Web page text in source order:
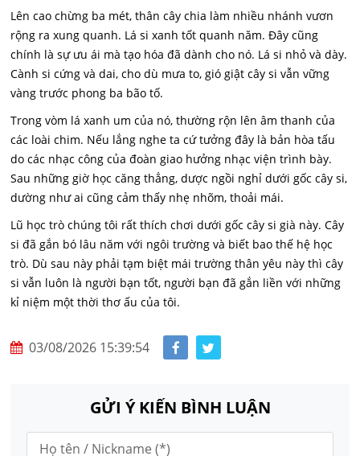
Lên cao chừng ba mét, thân cây chia làm nhiều nhánh vươn
rộng ra xung quanh. Lá si xanh tốt quanh năm. Đây cũng
chính là sự ưu ái mà tạo hóa đã dành cho nó. Lá si nhỏ và dày.
Cành si cứng và dai, cho dù mưa to, gió giật cây si vẫn vững
vàng trước phong ba bão tố.
Trong vòm lá xanh um của nó, thường rộn lên âm thanh của
các loài chim. Nếu lắng nghe ta cứ tưởng đây là bản hòa tấu
do các nhạc công của đoàn giao hưởng nhạc viện trình bày.
Sau những giờ học căng thẳng, dược ngồi nghỉ dưới gốc cây si,
dường như ai cũng cảm thấy nhẹ nhõm, thoải mái.
Lũ học trò chúng tôi rất thích chơi dưới gốc cây si già này. Cây
si đã gắn bó lâu năm với ngôi trường và biết bao thế hệ học
trò. Dù sau này phải tạm biệt mái trường thân yêu này thì cây
si vẫn luôn là người bạn tốt, người bạn đã gắn liền với những
kỉ niệm một thời thơ ấu của tôi.
03/08/2026 15:39:54
GỬI Ý KIẾN BÌNH LUẬN